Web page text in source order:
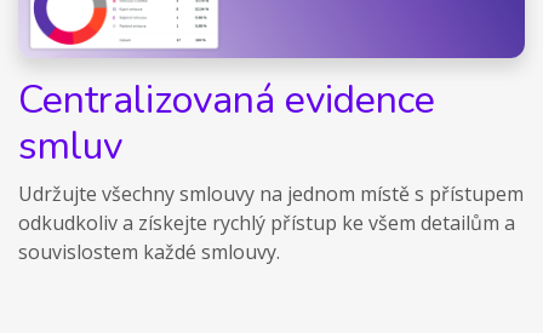
Centralizovaná evidence
smluv
Udržujte všechny smlouvy na jednom místě s přístupem
odkudkoliv a získejte rychlý přístup ke všem detailům a
souvislostem každé smlouvy.